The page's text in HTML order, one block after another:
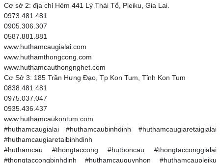
Cơ sở 2: địa chỉ Hẻm 441 Lý Thái Tổ, Pleiku, Gia Lai.
0973.481.481
0905.306.307
0587.881.881
www.huthamcaugialai.com
www.huthamthongcong.com
www.huthamcauthongnghet.com
Cơ Sở 3: 185 Trần Hưng Đạo, Tp Kon Tum, Tỉnh Kon Tum
0838.481.481
0975.037.047
0935.436.437
www.huthamcaukontum.com
#huthamcaugialai #huthamcaubinhdinh #huthamcaugiaretaigialai
#huthamcaugiaretaibinhdinh
#huthamcau #thongtaccong #hutboncau #thongtacconggialai
#thongtaccongbinhdinh #huthamcauquynhon #huthamcaupleiku